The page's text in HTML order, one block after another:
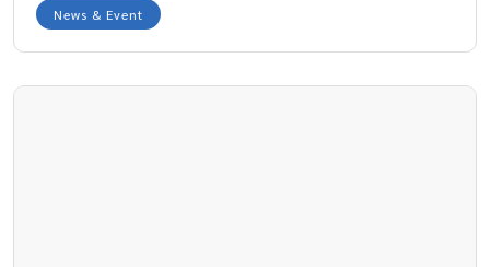
News & Event